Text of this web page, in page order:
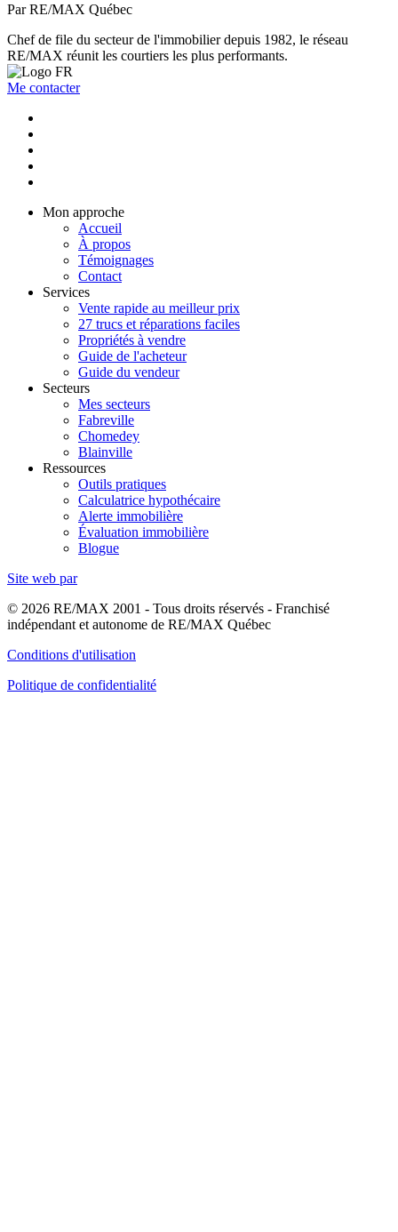
Par RE/MAX Québec
Chef de file du secteur de l'immobilier depuis 1982, le réseau
RE/MAX réunit les courtiers les plus performants.
Me contacter
Mon approche
Accueil
À propos
Témoignages
Contact
Services
Vente rapide au meilleur prix
27 trucs et réparations faciles
Propriétés à vendre
Guide de l'acheteur
Guide du vendeur
Secteurs
Mes secteurs
Fabreville
Chomedey
Blainville
Ressources
Outils pratiques
Calculatrice hypothécaire
Alerte immobilière
Évaluation immobilière
Blogue
Site web par
© 2026 RE/MAX 2001 - Tous droits réservés - Franchisé
indépendant et autonome de RE/MAX Québec
Conditions d'utilisation
Politique de confidentialité